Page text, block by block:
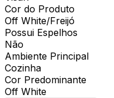
Cor do Produto
Off White/Freijó
Possui Espelhos
Não
Ambiente Principal
Cozinha
Cor Predominante
Off White